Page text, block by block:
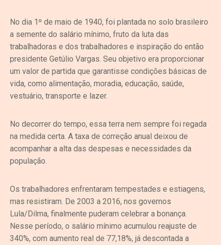
No dia 1º de maio de 1940, foi plantada no solo brasileiro
a semente do salário mínimo, fruto da luta das
trabalhadoras e dos trabalhadores e inspiração do então
presidente Getúlio Vargas. Seu objetivo era proporcionar
um valor de partida que garantisse condições básicas de
vida, como alimentação, moradia, educação, saúde,
vestuário, transporte e lazer.
No decorrer do tempo, essa terra nem sempre foi regada
na medida certa. A taxa de correção anual deixou de
acompanhar a alta das despesas e necessidades da
população.
Os trabalhadores enfrentaram tempestades e estiagens,
mas resistiram. De 2003 a 2016, nos governos
Lula/Dilma, finalmente puderam celebrar a bonança.
Nesse período, o salário mínimo acumulou reajuste de
340%, com aumento real de 77,18%, já descontada a